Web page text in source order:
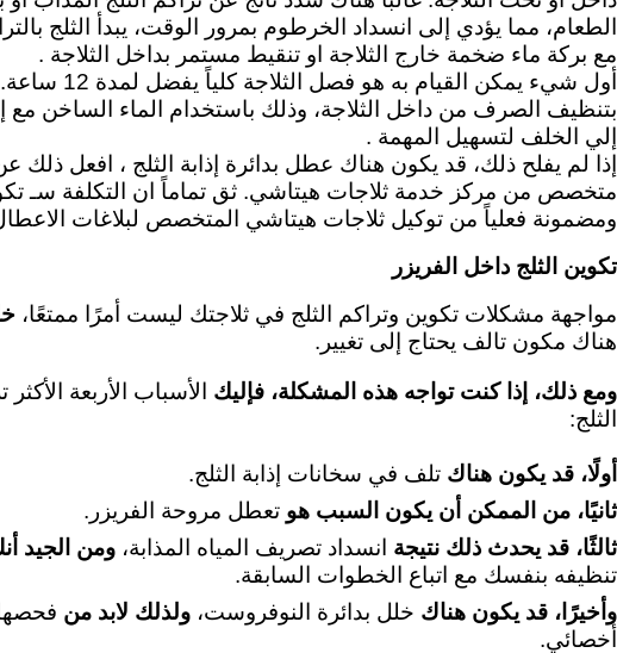
الطعام، مما يؤدي إلى انسداد الخرطوم بمرور الوقت، يبدأ الثلج
مع بركة ماء ضخمة خارج الثلاجة او تنقيط مستمر بداخل الثلاجة .
أول شيء يمكن القيام به
بتنظيف الصرف من داخل الثلاجة، وذلك باستخدام الماء الساخن مع
إلي الخلف لتسهيل المهمة .
إذا لم يفلح ذلك، قد يكون هناك عطل بدائرة إذابة الثلج ، افعل
متخصص من مركز خدمة ثلاجات هيتاشي. ثق تماماً ان التكلفة سـ
ومضمونة فعلياً من توكيل ثلاجات هيتاشي المتخصص لبلاغات
تكوين الثلج داخل الفريزر
مواجهة مشكلات تكوين وتراكم الثلج في ثلاجتك ليست أمرًا ممتعًا،
هناك مكون تالف يحتاج إلى تغيير.
ومع ذلك، إذا كنت تواجه هذه المشكلة، فإليك الأسباب الأربعة
الثلج:
أولًا، قد يكون هناك تلف في سخانات إذابة الثلج.
ثانيًا، من الممكن أن يكون السبب هو تعطل مروحة الفريزر.
ثالثًا، قد يحدث ذلك نتيجة انسداد تصريف المياه المذابة، ومن الجيد
تنظيفه بنفسك مع اتباع الخطوات السابقة.
وأخيرًا، قد يكون هناك خلل بدائرة النوفروست، ولذلك لابد من
أخصائي.